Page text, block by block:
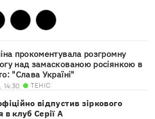
прокоментувала розгромну
над замаскованою росіянкою в
"Слава Україні"
14:30 ТЕНІС
відпустив зіркового
в клуб Серії А